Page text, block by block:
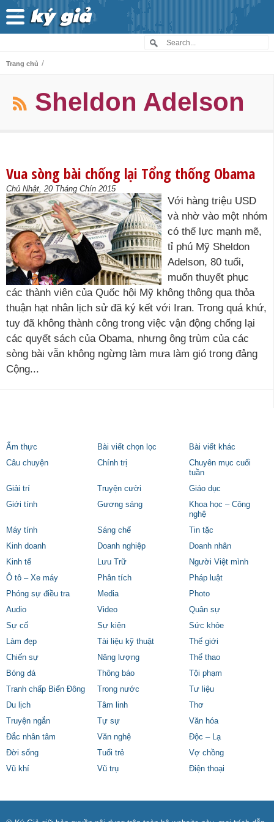
Trang chủ /
Sheldon Adelson
Vua sòng bài chống lại Tổng thống Obama
Chủ Nhật, 20 Tháng Chín 2015
Với hàng triệu USD
và nhờ vào một nhóm
có thế lực mạnh mẽ,
tỉ phú Mỹ Sheldon
Adelson, 80 tuổi,
muốn thuyết phục
các thành viên của Quốc hội Mỹ không thông qua thỏa
thuận hạt nhân lịch sử đã ký kết với Iran. Trong quá khứ,
tuy đã không thành công trong việc vận động chống lại
các quyết sách của Obama, nhưng ông trùm của các
sòng bài vẫn không ngừng làm mưa làm gió trong đảng
Cộng...
Ẩm thực Bài viết chọn lọc
Bài viết khác
Câu chuyện
Chính trị
Chuyên mục cuối
tuần
Giải trí
Truyện cười
Giáo dục
Giới tính
Gương sáng
Khoa học – Công
nghệ
Máy tính
Sáng chế
Tin tặc
Kinh doanh
Doanh nghiệp
Doanh nhân
Kinh tế
Lưu Trữ
Người Việt mình
Ô tô – Xe máy
Phân tích
Pháp luật
Phóng sự điều tra
Media
Photo
Audio
Video
Quân sự
Sự cố
Sự kiện
Sức khỏe
Làm đẹp
Tài liệu kỹ thuật
Thế giới
Chiến sự
Năng lượng
Thể thao
Bóng đá
Thông báo
Tội phạm
Tranh chấp Biển Đông
Trong nước
Tư liệu
Du lịch
Tâm linh
Thơ
Truyện ngắn
Tự sự
Văn hóa
Đắc nhân tâm
Văn nghệ
Độc – Lạ
Đời sống
Tuổi trẻ
Vợ chồng
Vũ khí
Vũ trụ Điện thoại